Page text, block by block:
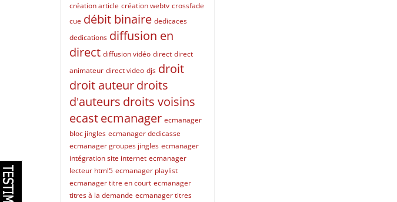
création article création webtv crossfade
cue débit binaire dedicaces
dedications diffusion en
direct diffusion vidéo direct direct
animateur direct video djs droit
droit auteurdroits
d'auteurs droits voisins
ecastecmanager ecmanager
bloc jingles ecmanager dedicasse
ecmanager groupes jingles ecmanager
intégration site internet ecmanager
lecteur html5 ecmanager playlist
ecmanager titre en court ecmanager
titres à la demande ecmanager titres